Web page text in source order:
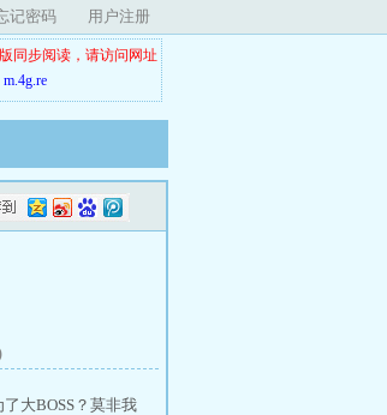
记密码 用户注册
同步阅读，请访问网址
m.4g.re
大BOSS？莫非我